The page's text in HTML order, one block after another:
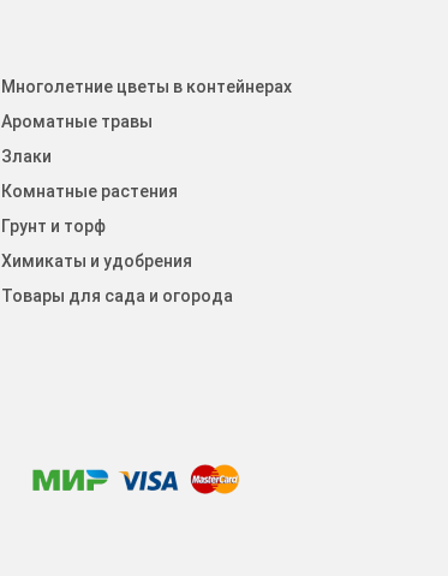
Многолетние цветы в контейнерах
Ароматные травы
Злаки
Комнатные растения
Грунт и торф
Химикаты и удобрения
Товары для сада и огорода